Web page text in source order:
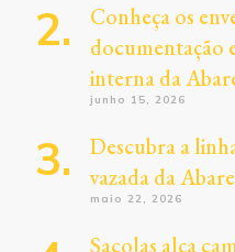
Conheça os
documentação
interna da
junho 15, 2026
Descubra a
vazada da
maio 22, 2026
Sacolas alça